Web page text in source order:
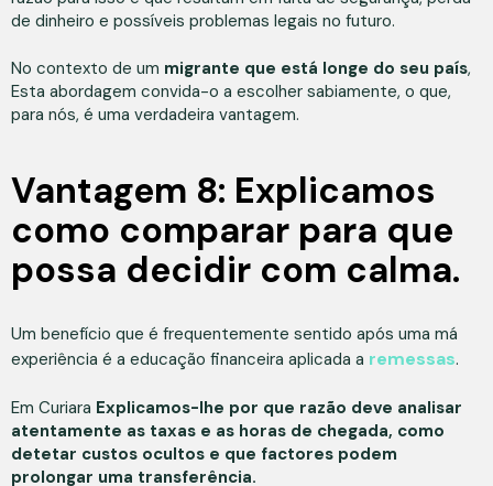
de dinheiro e possíveis problemas legais no futuro.
No contexto de um migrante que está longe do seu país,
Esta abordagem convida-o a escolher sabiamente, o que,
para nós, é uma verdadeira vantagem.
Vantagem 8: Explicamos
como comparar para que
possa decidir com calma.
Um benefício que é frequentemente sentido após uma má
experiência é a educação financeira aplicada a remessas.
Em Curiara Explicamos-lhe por que razão deve analisar
atentamente as taxas e as horas de chegada, como
detetar custos ocultos e que factores podem
prolongar uma transferência.